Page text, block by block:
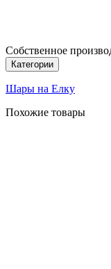
Собственное
Категории
Шары на Елку
Похожие товары